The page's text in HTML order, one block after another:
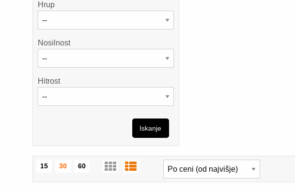
Hrup
Nosilnost
Hitrost
Iskanje
15 30 60